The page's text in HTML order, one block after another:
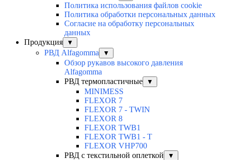
Политика использования файлов cookie
Политика обработки персональных данных
Согласие на обработку персональных
данных
Продукция
▼
РВД Alfagomma ▼
Обзор рукавов высокого давления
Alfagomma
РВД термопластичные
▼
MINIMESS
FLEXOR 7
FLEXOR 7 - TWIN
FLEXOR 8
FLEXOR TWB1
FLEXOR TWB1 - T
FLEXOR VHP700
РВД с текстильной оплеткой
▼